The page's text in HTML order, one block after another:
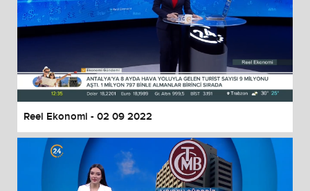
Reel Ekonomi - 02 09 2022